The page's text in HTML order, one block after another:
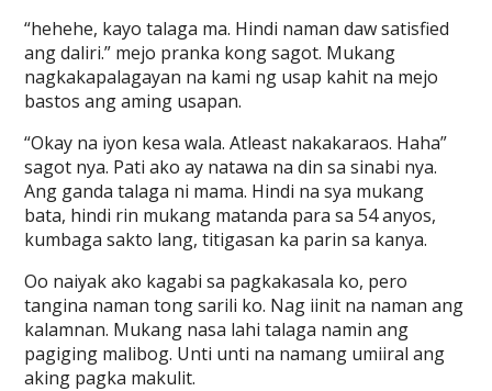
“hehehe, kayo talaga ma. Hindi naman daw satisfied
ang daliri.” mejo pranka kong sagot. Mukang
nagkakapalagayan na kami ng usap kahit na mejo
bastos ang aming usapan.
“Okay na iyon kesa wala. Atleast nakakaraos. Haha”
sagot nya. Pati ako ay natawa na din sa sinabi nya.
Ang ganda talaga ni mama. Hindi na sya mukang
bata, hindi rin mukang matanda para sa 54 anyos,
kumbaga sakto lang, titigasan ka parin sa kanya.
Oo naiyak ako kagabi sa pagkakasala ko, pero
tangina naman tong sarili ko. Nag iinit na naman ang
kalamnan. Mukang nasa lahi talaga namin ang
pagiging malibog. Unti unti na namang umiiral ang
aking pagka makulit.